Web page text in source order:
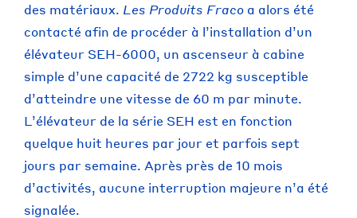
des matériaux. Les Produits Fraco a alors été
contacté afin de procéder à l’installation d’un
élévateur SEH-6000, un ascenseur à cabine
simple d’une capacité de 2722 kg susceptible
d’atteindre une vitesse de 60 m par minute.
L’élévateur de la série SEH est en fonction
quelque huit heures par jour et parfois sept
jours par semaine. Après près de 10 mois
d’activités, aucune interruption majeure n’a été
signalée.